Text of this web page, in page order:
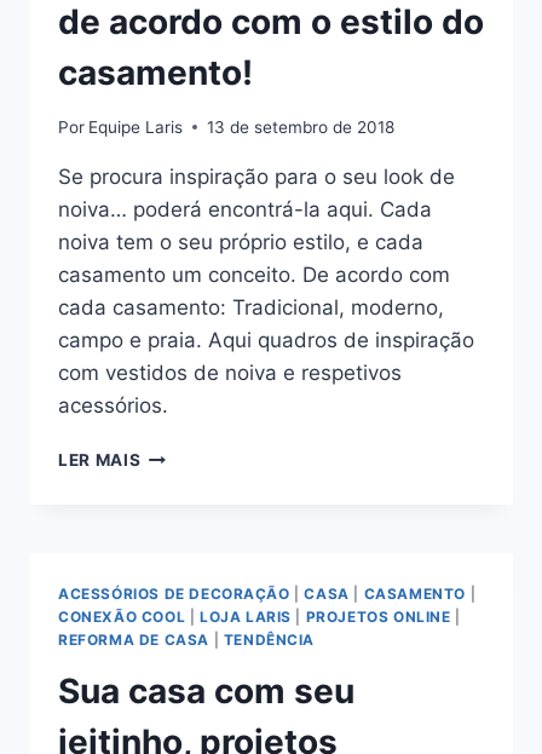
de acordo com o estilo do
casamento!
Por Equipe Laris 13 de setembro de 2018
Se procura inspiração para o seu look de
noiva… poderá encontrá-la aqui. Cada
noiva tem o seu próprio estilo, e cada
casamento um conceito. De acordo com
cada casamento: Tradicional, moderno,
campo e praia. Aqui quadros de inspiração
com vestidos de noiva e respetivos
acessórios.
LER MAIS QUATRO
O
DO
CASAMENTO!
ACESSÓRIOS DE DECORAÇÃO |CASA CASAMENTO
CONEXÃO COOL
LOJA LARIS PROJETOS ONLINE
REFORMA DE CASA
TENDÊNCIA
Sua casa com seu
jeitinho, projetos